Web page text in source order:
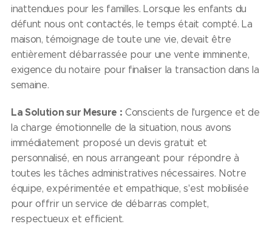
inattendues pour les familles. Lorsque les enfants du
défunt nous ont contactés, le temps était compté. La
maison, témoignage de toute une vie, devait être
entièrement débarrassée pour une vente imminente,
exigence du notaire pour finaliser la transaction dans la
semaine.
La Solution sur Mesure : Conscients de l'urgence et de
la charge émotionnelle de la situation, nous avons
immédiatement proposé un devis gratuit et
personnalisé, en nous arrangeant pour répondre à
toutes les tâches administratives nécessaires. Notre
équipe, expérimentée et empathique, s'est mobilisée
pour offrir un service de débarras complet,
respectueux et efficient.